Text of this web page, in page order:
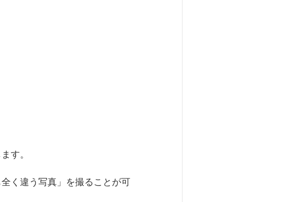
す。
く違う写真」を撮ることが可